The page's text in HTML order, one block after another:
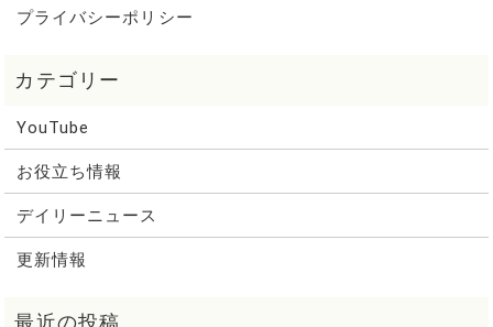
プライバシーポリシー
YouTube
お役立ち情報
デイリーニュース
更新情報